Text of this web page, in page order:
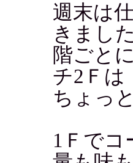
週末は
きました
階ごと
チ2Ｆは
ちょっ
1Ｆでコ